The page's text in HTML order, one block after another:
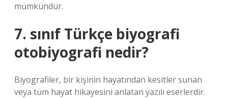
mümkündür.
7. sınıf Türkçe biyografi
otobiyografi nedir?
Biyografiler, bir kişinin hayatından kesitler sunan
veya tüm hayat hikayesini anlatan yazılı eserlerdir.